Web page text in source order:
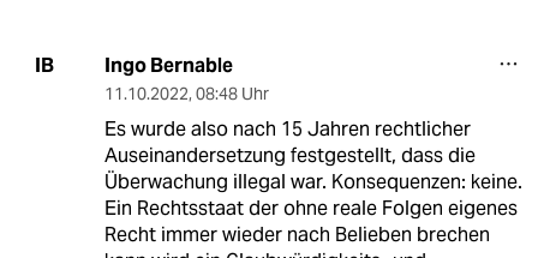
IB Ingo Bernable
11.10.2022, 08:48 Uhr
Es wurde also nach 15 Jahren rechtlicher
Auseinandersetzung festgestellt, dass die
Überwachung illegal war. Konsequenzen: keine.
Ein Rechtsstaat der ohne reale Folgen eigenes
Recht immer wieder nach Belieben brechen